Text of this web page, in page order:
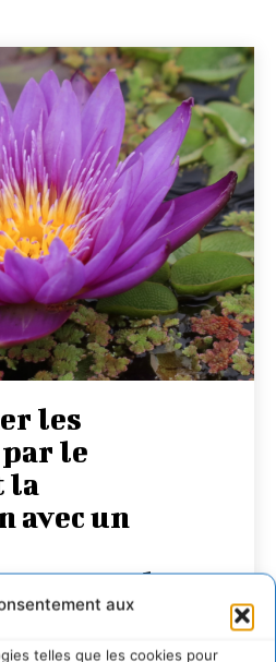
aux
telles que les cookies pour
les
le
la
avec un
des